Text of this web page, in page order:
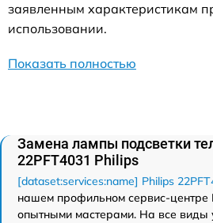
заявленным характеристикам
использовании.
Показать полностью
Замена лампы подсветки
22PFT4031 Philips
[dataset:services:name] Philips
нашем профильном сервис-центре
опытными мастерами. На все виды